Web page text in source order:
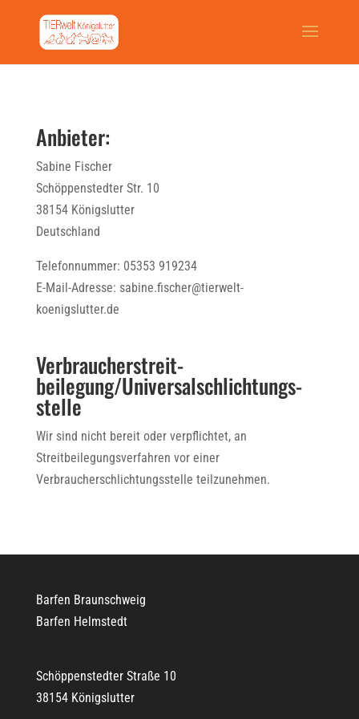
Anbieter:
Sabine Fischer
Schöppenstedter Str. 10
38154 Königslutter
Deutschland
Telefonnummer: 05353 919234
E-Mail-Adresse: sabine.fischer@tierwelt-
koenigslutter.de
Verbraucher­streit­
beilegung/Universal­schlichtungs­
stelle
Wir sind nicht bereit oder verpflichtet, an
Streitbeilegungsverfahren vor einer
Verbraucherschlichtungsstelle teilzunehmen.
Barfen Braunschweig
Barfen Helmstedt
Schöppenstedter Straße 10
38154 Königslutter